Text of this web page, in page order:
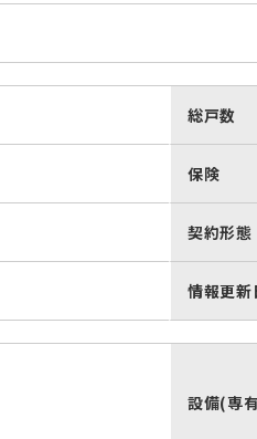
総戸数
保険
契約形態
情報更新
設備(専